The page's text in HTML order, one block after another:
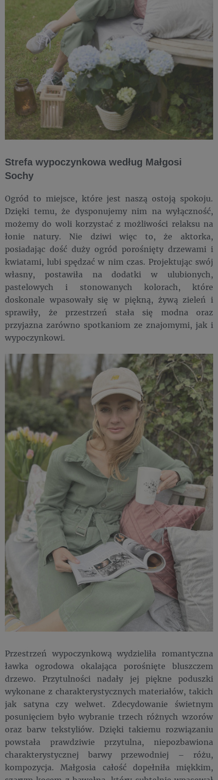
Strefa wypoczynkowa według Małgosi
Sochy
Ogród to miejsce, które jest naszą ostoją spokoju.
Dzięki temu, że dysponujemy nim na wyłączność,
możemy do woli korzystać z możliwości relaksu na
łonie natury. Nie dziwi więc to, że aktorka,
posiadając dość duży ogród porośnięty drzewami i
kwiatami, lubi spędzać w nim czas. Projektując swój
własny, postawiła na dodatki w ulubionych,
pastelowych i stonowanych kolorach, które
doskonale wpasowały się w piękną, żywą zieleń i
sprawiły, że przestrzeń stała się modna oraz
przyjazna zarówno spotkaniom ze znajomymi, jak i
wypoczynkowi.
Przestrzeń wypoczynkową wydzieliła romantyczna
ławka ogrodowa okalająca porośnięte bluszczem
drzewo. Przytulności nadały jej piękne poduszki
wykonane z charakterystycznych materiałów, takich
jak satyna czy welwet. Zdecydowanie świetnym
posunięciem było wybranie trzech różnych wzorów
oraz barw tekstyliów. Dzięki takiemu rozwiązaniu
powstała prawdziwie przytulna, niepozbawiona
charakterystycznej barwy przewodniej – różu,
kompozycja. Małgosia całość dopełniła miękkim,